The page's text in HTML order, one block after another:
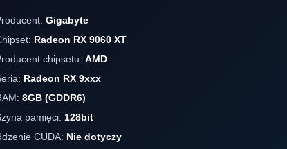
Gigabyte
Radeon RX 9060 XT
chipsetu: AMD
Radeon RX 9xxx
8GB (GDDR6)
pamięci: 128bit
CUDA: Nie dotyczy